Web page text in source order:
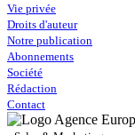
Vie privée
Droits d'auteur
Notre publication
Abonnements
Société
Rédaction
Contact